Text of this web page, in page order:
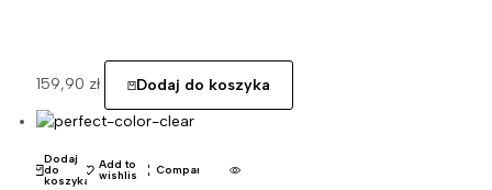
159,90 zł Dodaj do koszyka
Dodaj
do
koszyka
Add to
wishlist Compare